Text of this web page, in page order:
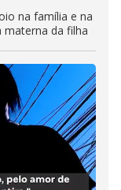
na família e na
materna da filha